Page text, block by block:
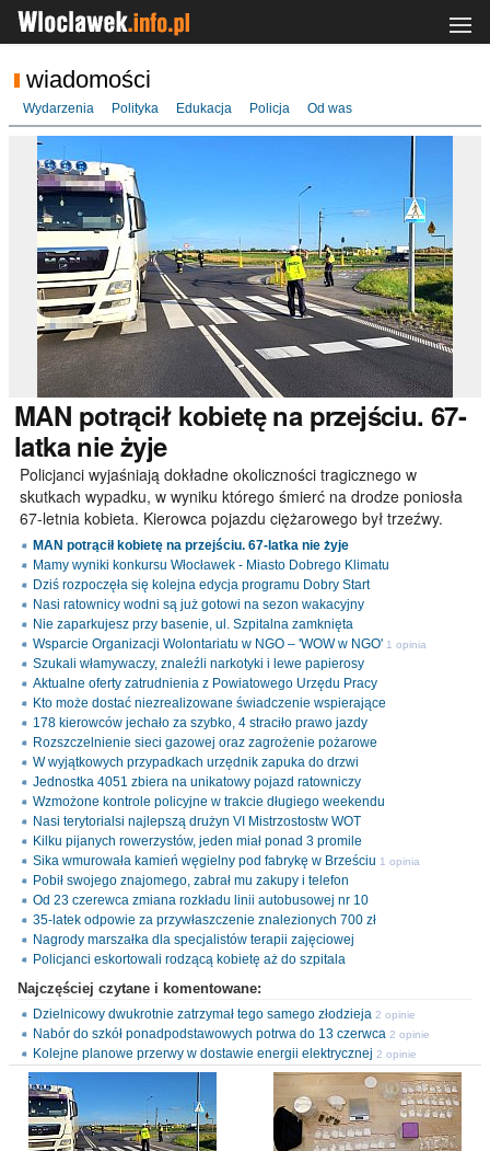
wiadomości
Wydarzenia Polityka Edukacja Policja Od was
MAN potrącił kobietę na przejściu. 67-
latka nie żyje
Policjanci wyjaśniają dokładne okoliczności tragicznego w
skutkach wypadku, w wyniku którego śmierć na drodze poniosła
67-letnia kobieta. Kierowca pojazdu ciężarowego był trzeźwy.
MAN potrącił kobietę na przejściu. 67-latka nie żyje
Mamy wyniki konkursu Włocławek - Miasto Dobrego Klimatu
Dziś rozpoczęła się kolejna edycja programu Dobry Start
Nasi ratownicy wodni są już gotowi na sezon wakacyjny
Nie zaparkujesz przy basenie, ul. Szpitalna zamknięta
Wsparcie Organizacji Wolontariatu w NGO – 'WOW w NGO' 1 opinia
Szukali włamywaczy, znaleźli narkotyki i lewe papierosy
Aktualne oferty zatrudnienia z Powiatowego Urzędu Pracy
Kto może dostać niezrealizowane świadczenie wspierające
178 kierowców jechało za szybko, 4 straciło prawo jazdy
Rozszczelnienie sieci gazowej oraz zagrożenie pożarowe
W wyjątkowych przypadkach urzędnik zapuka do drzwi
Jednostka 4051 zbiera na unikatowy pojazd ratowniczy
Wzmożone kontrole policyjne w trakcie długiego weekendu
Nasi terytorialsi najlepszą drużyn VI Mistrzostostw WOT
Kilku pijanych rowerzystów, jeden miał ponad 3 promile
Sika wmurowała kamień węgielny pod fabrykę w Brześciu 1 opinia
Pobił swojego znajomego, zabrał mu zakupy i telefon
Od 23 czerewca zmiana rozkładu linii autobusowej nr 10
35-latek odpowie za przywłaszczenie znalezionych 700 zł
Nagrody marszałka dla specjalistów terapii zajęciowej
Policjanci eskortowali rodzącą kobietę aż do szpitala
Najczęściej czytane i komentowane:
Dzielnicowy dwukrotnie zatrzymał tego samego złodzieja 2 opinie
Nabór do szkół ponadpodstawowych potrwa do 13 czerwca 2 opinie
Kolejne planowe przerwy w dostawie energii elektrycznej 2 opinie